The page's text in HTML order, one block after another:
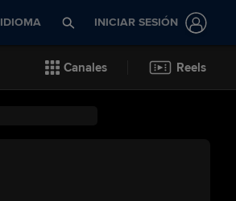
IDIOMA INICIAR SESIÓN
Canales Reels